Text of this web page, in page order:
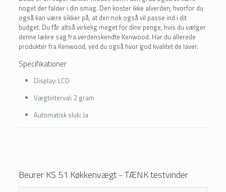
noget der falder i din smag. Den koster ikke alverden, hvorfor du
også kan være sikker på, at den nok også vil passe ind i dit
budget. Du får altså virkelig meget for dine penge, hvis du vælger
denne lækre sag fra verdenskendte Kenwood. Har du allerede
produkter fra Kenwood, ved du også hvor god kvalitet de laver.
Specifikationer
Display: LCD
Vægtinterval: 2 gram
Automatisk sluk: Ja
Beurer KS 51 Køkkenvægt - TÆNK testvinder